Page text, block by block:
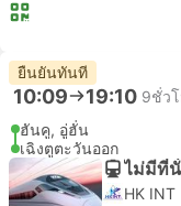
ยืนยันทันที
10:09 19:10 9ชั่ว
ฮันคู, อู่ฮั่น
เฉิงตูตะวันออก
ไม่มีที่
HK INT